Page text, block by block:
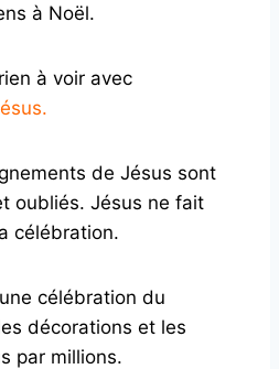
à Noël.
à voir avec
de Jésus sont
oubliés. Jésus ne fait
célébration.
célébration du
décorations et les
par millions.